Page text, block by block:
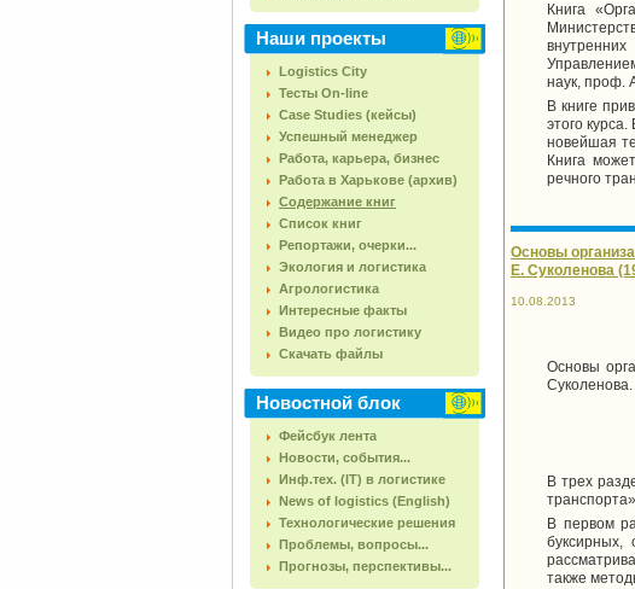
Наши проекты
Logistics City
Тесты On-line
Case Studies (кейсы)
Успешный менеджер
Работа, карьера, бизнес
Работа в Харькове (архив)
Содержание книг
Список книг
Репортажи, очерки...
Экология и логистика
Агрологистика
Интересные факты
Видео про логистику
Скачать файлы
Новостной блок
Фейсбук лента
Новости, события...
Инф.тех. (IT) в логистике
News of logistics (English)
Технологические решения
Проблемы, вопросы...
Прогнозы, перспективы...
Книга
наук, проф.
В книге
этого
новейшая
Книга
речного
Основы
Е. Суколенова
10.08.2013
Основы
В трех
В первом
буксирных,
также